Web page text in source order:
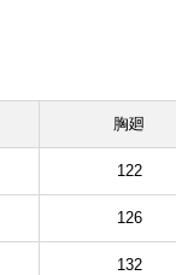
胸廻
122
126
132